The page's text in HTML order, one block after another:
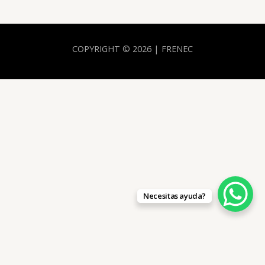
COPYRIGHT © 2026 | FRENEC
Necesitas ayuda?